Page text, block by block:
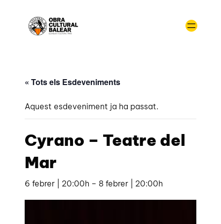
« Tots els Esdeveniments
Aquest esdeveniment ja ha passat.
Cyrano – Teatre del
Mar
6 febrer | 20:00h – 8 febrer | 20:00h